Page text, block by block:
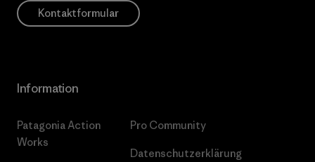
Kontaktformular
Information
Patagonia Action
Works
Pro Community
Datenschutzerklärung